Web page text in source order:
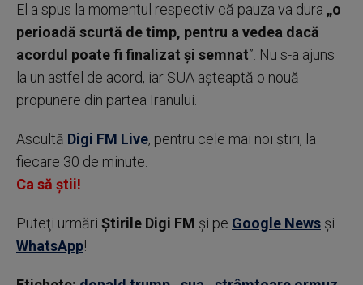
El a spus la momentul respectiv că pauza va dura „o
perioadă scurtă de timp, pentru a vedea dacă
acordul poate fi finalizat şi semnat”. Nu s-a ajuns
la un astfel de acord, iar SUA aşteaptă o nouă
propunere din partea Iranului.
Ascultă Digi FM Live, pentru cele mai noi știri, la
fiecare 30 de minute.
Ca să știi!
Puteţi urmări Știrile Digi FM şi pe Google News şi
WhatsApp!